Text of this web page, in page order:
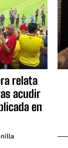
relata
acudir
en